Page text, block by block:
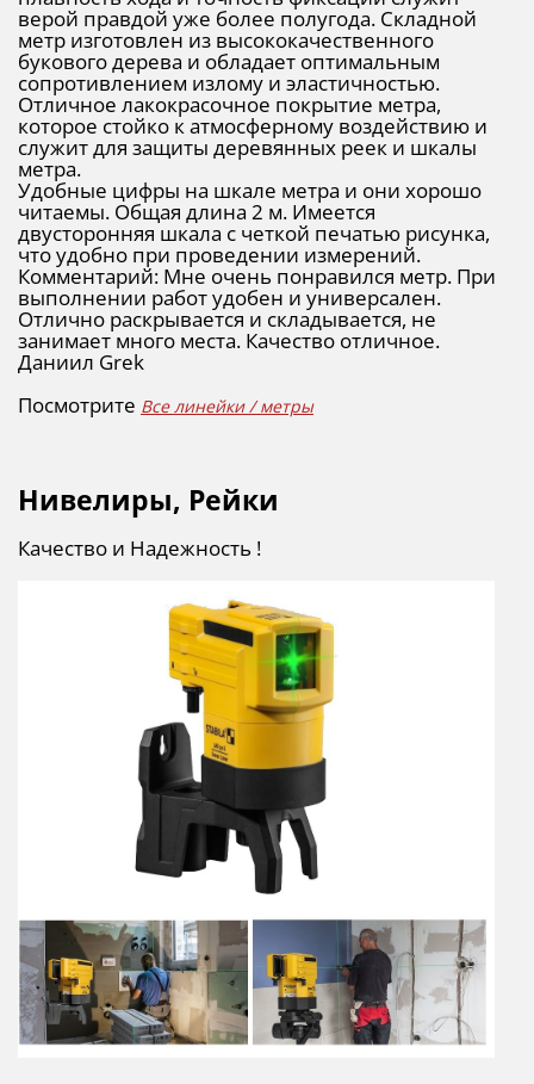
верой правдой уже более полугода. Складной
метр изготовлен из высококачественного
букового дерева и обладает оптимальным
сопротивлением излому и эластичностью.
Отличное лакокрасочное покрытие метра,
которое стойко к атмосферному воздействию и
служит для защиты деревянных реек и шкалы
метра.
Удобные цифры на шкале метра и они хорошо
читаемы. Общая длина 2 м. Имеется
двусторонняя шкала с четкой печатью рисунка,
что удобно при проведении измерений.
Комментарий: Мне очень понравился метр. При
выполнении работ удобен и универсален.
Отлично раскрывается и складывается, не
занимает много места. Качество отличное.
Даниил Grek
Посмотрите Все линейки / метры
Нивелиры, Рейки
Качество и Надежность !